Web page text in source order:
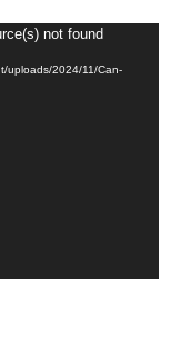
not found
uploads/2024/11/Can-